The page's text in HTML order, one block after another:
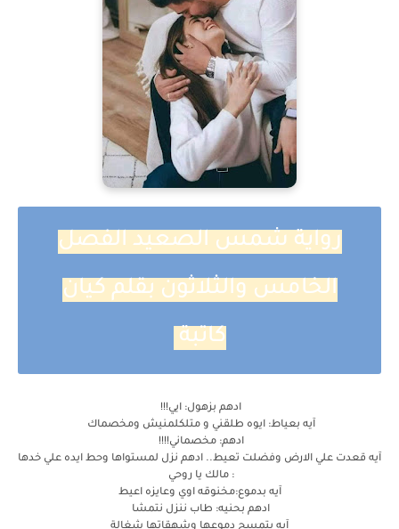
رواية شمس الصعيد الفصل
الخامس والثلاثون بقلم كيان
كاتبة
ادهم بزهول: ايي!!!
آيه بعياط: ايوه طلقني و متلكلمنيش ومخصماك
ادهم: مخصماني!!!!
آيه قعدت علي الارض وفضلت تعيط.. ادهم نزل لمستواها وحط ايده علي خدها
: مالك يا روحي
آيه بدموع:مخنوقه اوي وعايزه اعيط
ادهم بحنيه: طاب ننزل نتمشا